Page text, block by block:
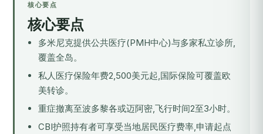
核心要点
核心要点
多米尼克提供公共医疗(PMH中心)与多家私立诊所,
覆盖全岛。
私人医疗保险年费2,500美元起,国际保险可覆盖欧
美转诊。
重症撤离至波多黎各或迈阿密,飞行时间2至3小时。
CBI护照持有者可享受当地居民医疗费率,申请起点